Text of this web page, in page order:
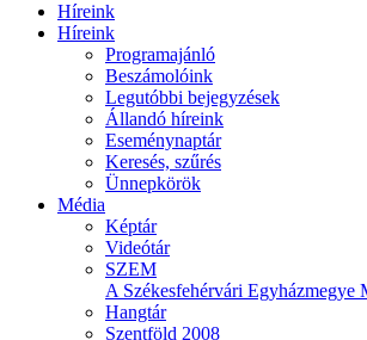
Híreink
Híreink
Programajánló
Beszámolóink
Legutóbbi bejegyzések
Állandó híreink
Eseménynaptár
Keresés, szűrés
Ünnepkörök
Média
Képtár
Videótár
SZEM
A Székesfehérvári Egyházmegye
Hangtár
Szentföld 2008